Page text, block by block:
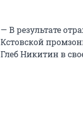
— В результате
Кстовской
Глеб Никитин в